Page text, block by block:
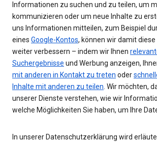
Informationen zu suchen und zu teilen, um
kommunizieren oder um neue Inhalte zu
uns Informationen mitteilen, zum Beispiel
eines Google-Kontos, können wir damit diese
weiter verbessern – indem wir Ihnen
Suchergebnisse und Werbung anzeigen,
mit anderen in Kontakt zu treten oder
Inhalte mit anderen zu teilen. Wir möchten,
unserer Dienste verstehen, wie wir
welche Möglichkeiten Sie haben, um Ihre
In unserer Datenschutzerklärung wird